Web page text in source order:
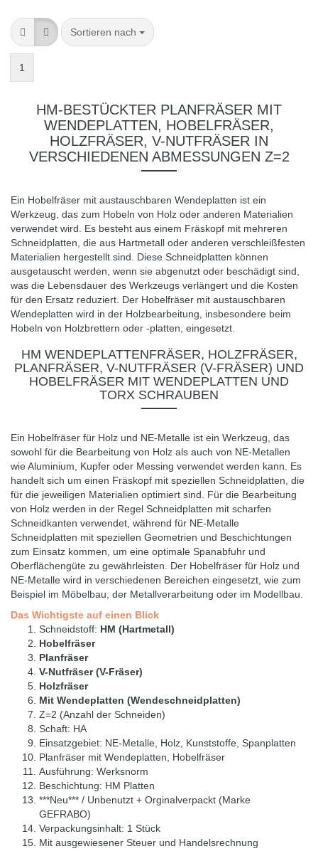
Sortieren nach
1
HM-BESTÜCKTER PLANFRÄSER MIT
WENDEPLATTEN, HOBELFRÄSER,
HOLZFRÄSER, V-NUTFRÄSER IN
VERSCHIEDENEN ABMESSUNGEN Z=2
Ein Hobelfräser mit austauschbaren Wendeplatten ist ein
Werkzeug, das zum Hobeln von Holz oder anderen Materialien
verwendet wird. Es besteht aus einem Fräskopf mit mehreren
Schneidplatten, die aus Hartmetall oder anderen verschleißfesten
Materialien hergestellt sind. Diese Schneidplatten können
ausgetauscht werden, wenn sie abgenutzt oder beschädigt sind,
was die Lebensdauer des Werkzeugs verlängert und die Kosten
für den Ersatz reduziert. Der Hobelfräser mit austauschbaren
Wendeplatten wird in der Holzbearbeitung, insbesondere beim
Hobeln von Holzbrettern oder -platten, eingesetzt.
HM WENDEPLATTENFRÄSER, HOLZFRÄSER,
PLANFRÄSER, V-NUTFRÄSER (V-FRÄSER) UND
HOBELFRÄSER MIT WENDEPLATTEN UND
TORX SCHRAUBEN
Ein Hobelfräser für Holz und NE-Metalle ist ein Werkzeug, das
sowohl für die Bearbeitung von Holz als auch von NE-Metallen
wie Aluminium, Kupfer oder Messing verwendet werden kann. Es
handelt sich um einen Fräskopf mit speziellen Schneidplatten, die
für die jeweiligen Materialien optimiert sind. Für die Bearbeitung
von Holz werden in der Regel Schneidplatten mit scharfen
Schneidkanten verwendet, während für NE-Metalle
Schneidplatten mit speziellen Geometrien und Beschichtungen
zum Einsatz kommen, um eine optimale Spanabfuhr und
Oberflächengüte zu gewährleisten. Der Hobelfräser für Holz und
NE-Metalle wird in verschiedenen Bereichen eingesetzt, wie zum
Beispiel im Möbelbau, der Metallverarbeitung oder im Modellbau.
Das Wichtigste auf einen Blick
Schneidstoff: HM (Hartmetall)
Hobelfräser
Planfräser
V-Nutfräser (V-Fräser)
Holzfräser
Mit Wendeplatten (Wendeschneidplatten)
Z=2 (Anzahl der Schneiden)
Schaft: HA
Einsatzgebiet: NE-Metalle, Holz, Kunststoffe, Spanplatten
Planfräser mit Wendeplatten, Hobelfräser
Ausführung: Werksnorm
Beschichtung: HM Platten
***Neu*** / Unbenutzt + Orginalverpackt (Marke
GEFRABO)
Verpackungsinhalt: 1 Stück
Mit ausgewiesener Steuer und Handelsrechnung